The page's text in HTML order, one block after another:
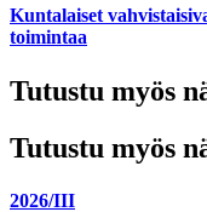
Kuntalaiset
toimintaa
Tutustu myös
Tutustu myös
2026/III